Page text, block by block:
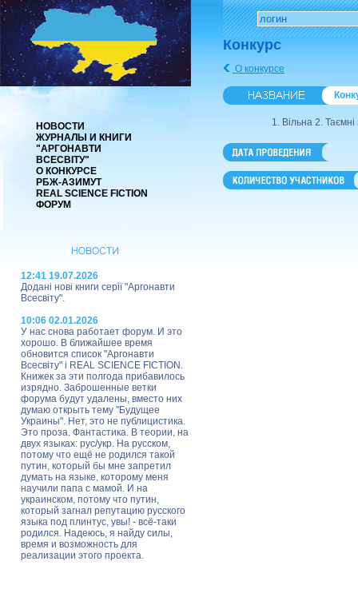
НОВОСТИ
ЖУРНАЛЫ И КНИГИ
"АРГОНАВТИ
ВСЕСВІТУ"
О КОНКУРСЕ
РБЖ-АЗИМУТ
REAL SCIENCE FICTION
ФОРУМ
12:41 19.07.2026
Додані нові книги серії "Аргонавти
Всесвіту".
10:06 02.01.2026
У нас снова работает форум. И это
хорошо. В ближайшее время
обновится список "Аргонавти
Всесвіту" і REAL SCIENCE FICTION.
Книжек за эти полгода прибавилось
изрядно. Заброшенные ветки
форума будут удалены, вместо них
думаю открыть тему "Будущее
Украины". Нет, это не публицистика.
Это проза. Фантастика. В теории, на
двух языках: рус/укр. На русском,
потому что ещё не родился такой
путин, который бы мне запретил
думать на языке, которому меня
научили папа с мамой. И на
украинском, потому что путин,
который загнал репутацию русского
языка под плинтус, увы! - всё-таки
родился. Надеюсь, я найду силы,
время и возможность для
реализации этого проекта.
Конкурс
О конкурсе
1. Вільна 2. Таємні